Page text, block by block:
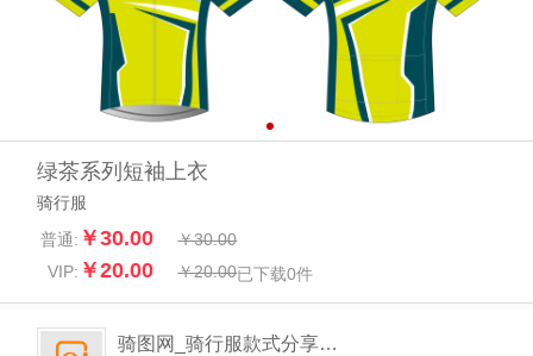
绿茶系列短袖上衣
骑行服
普通: ￥30.00
￥30.00
VIP: ￥20.00 ￥20.00已下载0件
骑图网_骑行服款式分享平台